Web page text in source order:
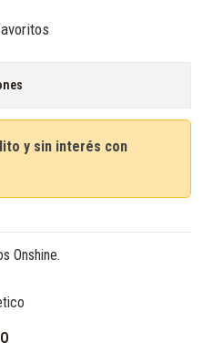
y sin interés con
Onshine.